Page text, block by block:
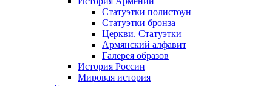
Статуэтки полистоун
Статуэтки бронза
Церкви. Статуэтки
Армянский алфавит
Галерея образов
История России
Мировая история